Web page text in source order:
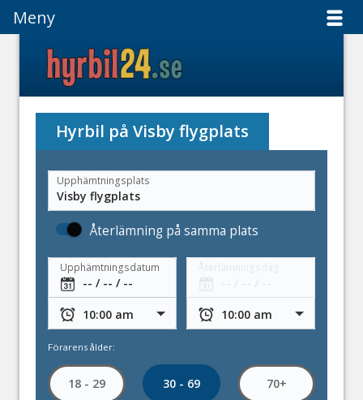
Meny
Hyrbil på Visby flygplats
Upphämtningsplats
Återlämning på samma plats
Upphämtningsdatum
Förarens ålder:
18 - 29 30 - 69 70+
Meny